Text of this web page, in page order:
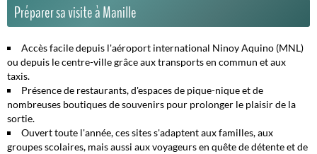
Préparer sa visite à Manille
Accès facile depuis l'aéroport international Ninoy Aquino (MNL)
ou depuis le centre-ville grâce aux transports en commun et aux
taxis.
Présence de restaurants, d'espaces de pique-nique et de
nombreuses boutiques de souvenirs pour prolonger le plaisir de la
sortie.
Ouvert toute l'année, ces sites s'adaptent aux familles, aux
groupes scolaires, mais aussi aux voyageurs en quête de détente et de